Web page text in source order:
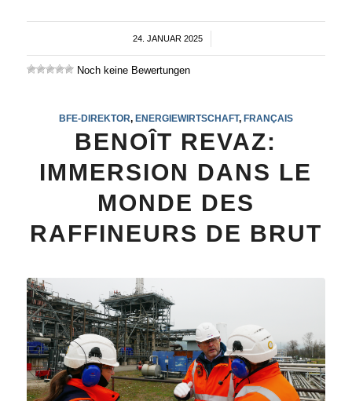
24. JANUAR 2025
/
Noch keine Bewertungen
BFE-DIREKTOR, ENERGIEWIRTSCHAFT, FRANÇAIS
BENOÎT REVAZ:
IMMERSION DANS LE
MONDE DES
RAFFINEURS DE BRUT